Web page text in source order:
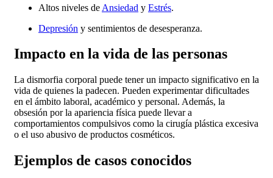
Altos niveles de Ansiedad y Estrés.
Depresión y sentimientos de desesperanza.
Impacto en la vida de las personas
La dismorfia corporal puede tener un impacto significativo en la
vida de quienes la padecen. Pueden experimentar dificultades
en el ámbito laboral, académico y personal. Además, la
obsesión por la apariencia física puede llevar a
comportamientos compulsivos como la cirugía plástica excesiva
o el uso abusivo de productos cosméticos.
Ejemplos de casos conocidos